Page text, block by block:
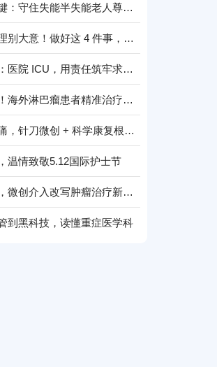
医养结合照护关键：守住失能半失能老人尊严防线
肿瘤介入术后护理别大意！做好这 4 件事，助肿瘤患者顺利康复
重症生命庇护所：医院 ICU，用责任筑牢求生防线！
微创介入创佳绩！海外淋巴瘤患者精准治疗后顺利康复
远离手指卡顿疼痛，针刀微创 + 科学康复根治腱鞘炎
温情致敬5.12国际护士节
不挨刀、少遭罪，微创介入改写肿瘤治疗新格局
到黑科技，读懂重症医学科